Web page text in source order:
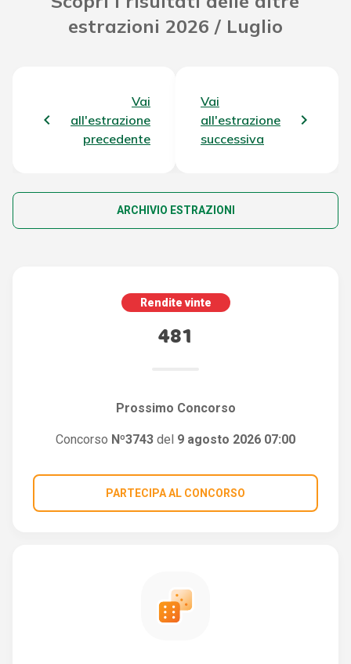
estrazioni 2026 / Luglio
Vai
all'estrazione
precedente
Vai
all'estrazione
successiva
ARCHIVIO ESTRAZIONI
Rendite vinte
481
Prossimo Concorso
Concorso Nº3743 del 9 agosto 2026 07:00
PARTECIPA AL CONCORSO